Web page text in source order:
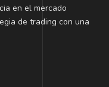
en el mercado
de trading con una